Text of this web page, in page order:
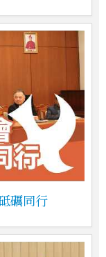
礪同行